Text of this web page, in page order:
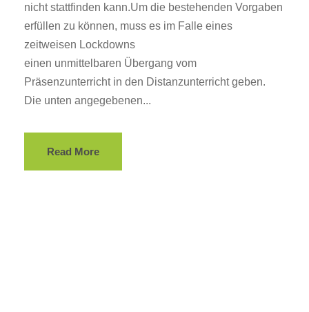
nicht stattfinden kann.Um die bestehenden Vorgaben
erfüllen zu können, muss es im Falle eines
zeitweisen Lockdowns
einen unmittelbaren Übergang vom
Präsenzunterricht in den Distanzunterricht geben.
Die unten angegebenen...
Read More